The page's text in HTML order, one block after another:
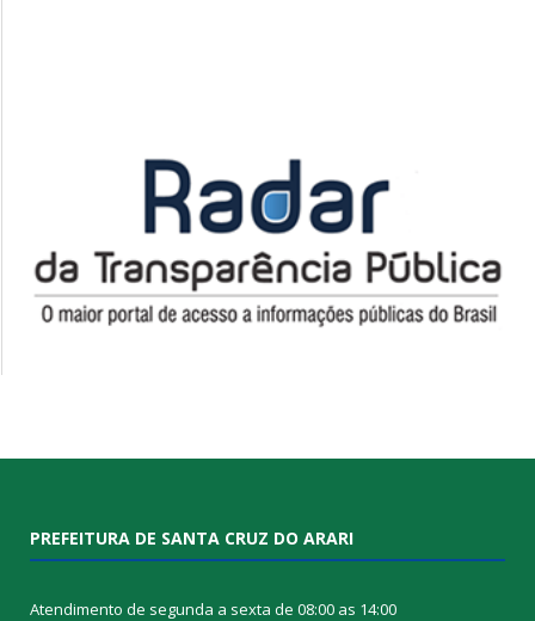
PREFEITURA DE SANTA CRUZ DO ARARI
Atendimento de segunda a sexta de 08:00 as 14:00